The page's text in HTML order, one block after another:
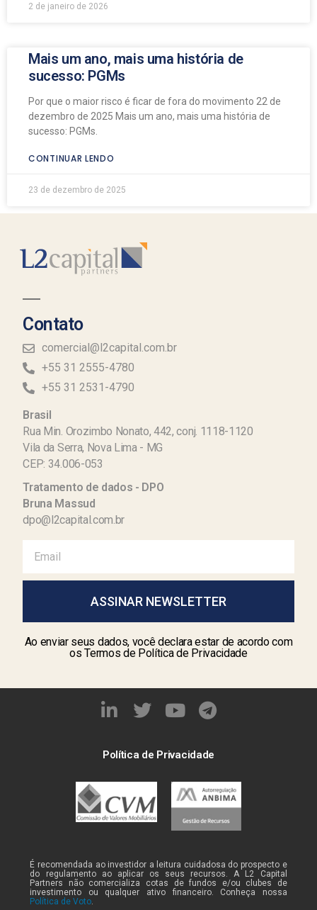
2 de janeiro de 2026
Mais um ano, mais uma história de
sucesso: PGMs
Por que o maior risco é ficar de fora do movimento 22 de
dezembro de 2025 Mais um ano, mais uma história de
sucesso: PGMs.
CONTINUAR LENDO
23 de dezembro de 2025
Contato
comercial@l2capital.com.br
+55 31 2555-4780
+55 31 2531-4790
Brasil
Rua Min. Orozimbo Nonato, 442, conj. 1118-1120
Vila da Serra, Nova Lima - MG
CEP: 34.006-053
Tratamento de dados - DPO
Bruna Massud
dpo@l2capital.com.br
ASSINAR NEWSLETTER
Ao enviar seus dados, você declara estar de acordo com
os Termos de Política de Privacidade
Política de Privacidade
É recomendada ao investidor a leitura cuidadosa do prospecto e
do regulamento ao aplicar os seus recursos. A L2 Capital
Partners não comercializa cotas de fundos e/ou clubes de
investimento ou qualquer ativo financeiro. Conheça nossa
Política de Voto.